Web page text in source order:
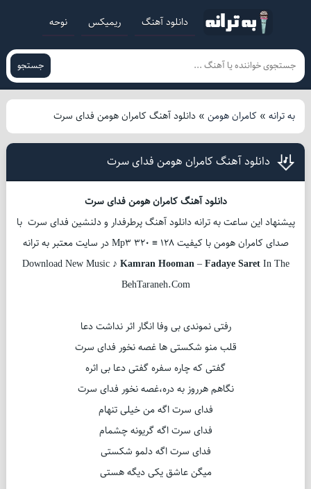
دانلود آهنگ ریمیکس نوحه
جستجو
به ترانه» کامران هومن» دانلود آهنگ کامران هومن فدای سرت
دانلود آهنگ کامران هومن فدای سرت
دانلود آهنگ کامران هومن فدای سرت
پیشنهاد این ساعت به ترانه دانلود آهنگ پرطرفدار و دلنشین فدای سرت با
صدای کامران هومن با کیفیت Mp3 320 ≡ 128 در سایت معتبر به ترانه
Download New Music ♪ Kamran Hooman–Fadaye SaretIn The
BehTaraneh.Com
رفتی نموندی بی وفا انگار اثر نداشت دعا
قلب منو شکستی ها غصه نخور فدای سرت
گفتی که چاره سفره گفتی دعا بی اثره
نگاهم هرروز به دره،غصه نخور فدای سرت
فدای سرت اگه من خیلی تنهام
فدای سرت اگه گریونه چشمام
فدای سرت اگه دلمو شکستی
میگن عاشق یکی دیگه هستی